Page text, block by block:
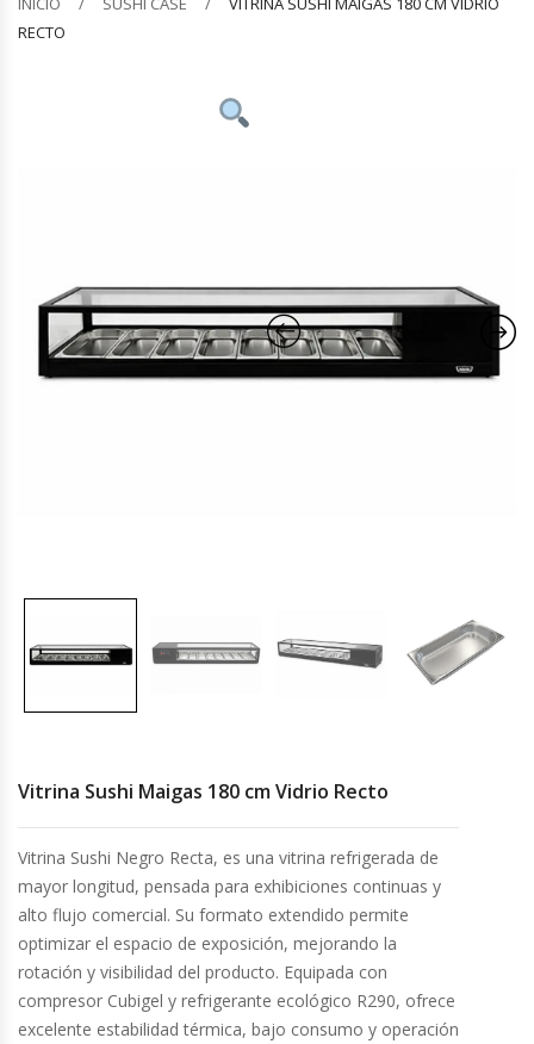
Barquilleras
Calentadores De Platos
Cámaras Fermentadoras
Encimeras Eléctricas
Congeladoras Tapa De Vidrio
Congeladores Verticales
Coolers / Visicoolers
Cortadoras De Fiambre
Cortadoras De Huesos
RECTO
Vitrina Sushi Maigas 180 cm Vidrio Recto
Vitrina Sushi Negro Recta, es una vitrina refrigerada de
mayor longitud, pensada para exhibiciones continuas y
alto flujo comercial. Su formato extendido permite
optimizar el espacio de exposición, mejorando la
rotación y visibilidad del producto. Equipada con
compresor Cubigel y refrigerante ecológico R290, ofrece
excelente estabilidad térmica, bajo consumo y operación